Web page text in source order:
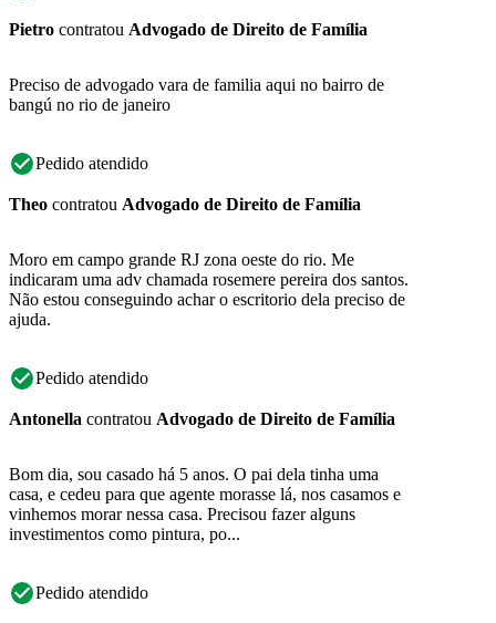
Pietro contratou Advogado de Direito de Família
Preciso de advogado vara de familia aqui no bairro de
bangú no rio de janeiro
Pedido atendido
Theo contratou Advogado de Direito de Família
Moro em campo grande RJ zona oeste do rio. Me
indicaram uma adv chamada rosemere pereira dos santos.
Não estou conseguindo achar o escritorio dela preciso de
ajuda.
Pedido atendido
Antonella contratou Advogado de Direito de Família
Bom dia, sou casado há 5 anos. O pai dela tinha uma
casa, e cedeu para que agente morasse lá, nos casamos e
vinhemos morar nessa casa. Precisou fazer alguns
investimentos como pintura, po...
Pedido atendido